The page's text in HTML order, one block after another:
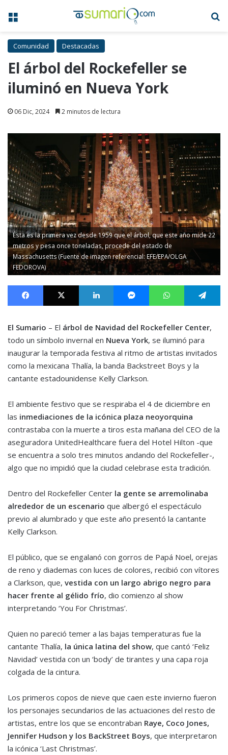
Menú
Comunidad Destacadas
El árbol del Rockefeller se
iluminó en Nueva York
06 Dic, 2024 2 minutos de lectura
Ésta es la primera vez desde 1959 que el árbol, que este año mide 22
metros y pesa once toneladas, procede del estado de
Massachusetts (Fuente de imagen referencial: EFE/EPA/OLGA
FEDOROVA)
Facebook X LinkedIn MessengerWhatsApp
El Sumario – El árbol de Navidad del Rockefeller Center,
todo un símbolo invernal en Nueva York, se iluminó para
inaugurar la temporada festiva al ritmo de artistas invitados
como la mexicana Thalía, la banda Backstreet Boys y la
cantante estadounidense Kelly Clarkson.
El ambiente festivo que se respiraba el 4 de diciembre en
las inmediaciones de la icónica plaza neoyorquina
contrastaba con la muerte a tiros esta mañana del CEO de la
aseguradora UnitedHealthcare fuera del Hotel Hilton -que
se encuentra a solo tres minutos andando del Rockefeller-,
algo que no impidió que la ciudad celebrase esta tradición.
Dentro del Rockefeller Center la gente se arremolinaba
alrededor de un escenario que albergó el espectáculo
previo al alumbrado y que este año presentó la cantante
Kelly Clarkson.
El público, que se engalanó con gorros de Papá Noel, orejas
de reno y diademas con luces de colores, recibió con vítores
a Clarkson, que, vestida con un largo abrigo negro para
hacer frente al gélido frío, dio comienzo al show
interpretando ‘You For Christmas’.
Quien no pareció temer a las bajas temperaturas fue la
cantante Thalía, la única latina del show, que cantó ‘Feliz
Navidad’ vestida con un ‘body’ de tirantes y una capa roja
colgada de la cintura.
Los primeros copos de nieve que caen este invierno fueron
los personajes secundarios de las actuaciones del resto de
artistas, entre los que se encontraban Raye, Coco Jones,
Jennifer Hudson y los BackStreet Boys, que interpretaron
la icónica ‘Last Christmas’.